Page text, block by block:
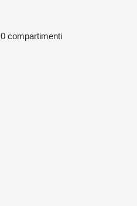
0 compartimenti